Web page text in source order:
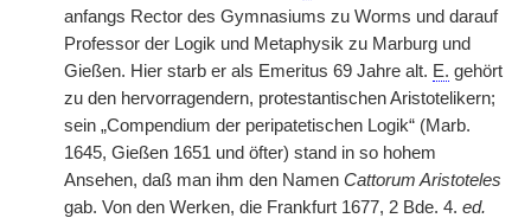
anfangs Rector des Gymnasiums zu Worms und darauf
Professor der Logik und Metaphysik zu Marburg und
Gießen. Hier starb er als Emeritus 69 Jahre alt. E. gehört
zu den hervorragendern, protestantischen Aristotelikern;
sein „Compendium der peripatetischen Logik“ (Marb.
1645, Gießen 1651 und öfter) stand in so hohem
Ansehen, daß man ihm den Namen Cattorum Aristoteles
gab. Von den Werken, die Frankfurt 1677, 2 Bde. 4. ed.